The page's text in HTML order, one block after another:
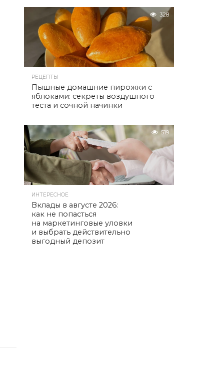
328
РЕЦЕПТЫ
Пышные домашние пирожки с
яблоками: секреты воздушного
теста и сочной начинки
519
ИНТЕРЕСНОЕ
Вклады в августе 2026:
как не попасться
на маркетинговые уловки
и выбрать действительно
выгодный депозит